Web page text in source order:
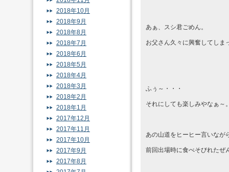
あぁ、スシ君ごめん。
お父さん久々に興奮してしま
ふぅ～・・・
それにしても楽しみやなぁ～
あの山道をヒーヒー言いなが
前回出場時に食べそびれたぜ
2018年10月
2018年9月
2018年8月
2018年7月
2018年6月
2018年5月
2018年4月
2018年3月
2018年2月
2018年1月
2017年12月
2017年11月
2017年10月
2017年9月
2017年8月